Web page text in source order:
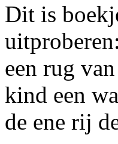
Dit is
een rug
kind een
de ene rij